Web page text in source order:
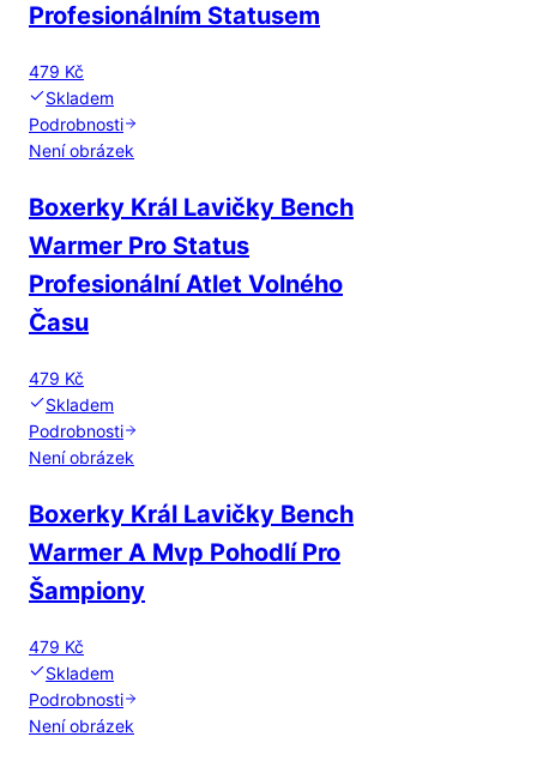
Profesionálním Statusem
479 Kč
Skladem
Podrobnosti
Není obrázek
Boxerky Král Lavičky Bench
Warmer Pro Status
Profesionální Atlet Volného
Času
479 Kč
Skladem
Podrobnosti
Není obrázek
Boxerky Král Lavičky Bench
Warmer A Mvp Pohodlí Pro
Šampiony
479 Kč
Skladem
Podrobnosti
Není obrázek